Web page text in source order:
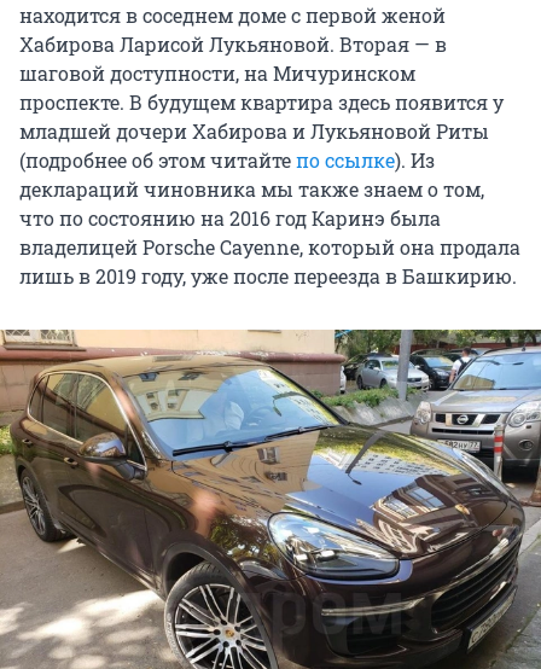
находится в соседнем доме с первой женой
Хабирова Ларисой Лукьяновой. Вторая — в
шаговой доступности, на Мичуринском
проспекте. В будущем квартира здесь появится у
младшей дочери Хабирова и Лукьяновой Риты
(подробнее об этом читайтепо ссылке). Из
деклараций чиновника мы также знаем о том,
что по состоянию на 2016 год Каринэ была
владелицей Porsche Cayenne, который она продала
лишь в 2019 году, уже после переезда в Башкирию.